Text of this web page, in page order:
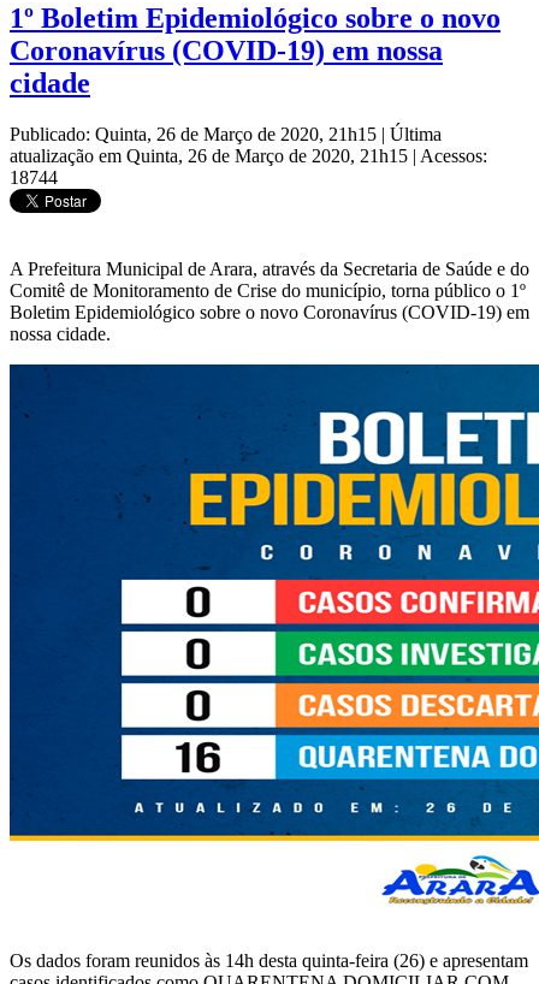
1º Boletim Epidemiológico sobre o novo
Coronavírus (COVID-19) em nossa
cidade
Publicado: Quinta, 26 de Março de 2020, 21h15 | Última
atualização em Quinta, 26 de Março de 2020, 21h15 | Acessos:
18744
A Prefeitura Municipal de Arara, através da Secretaria de Saúde e do
Comitê de Monitoramento de Crise do município, torna público o 1º
Boletim Epidemiológico sobre o novo Coronavírus (COVID-19) em
nossa cidade.
Os dados foram reunidos às 14h desta quinta-feira (26) e apresentam